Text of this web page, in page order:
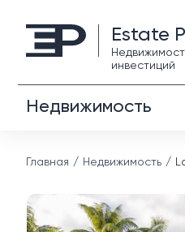
Estate
инвестиций
Недвижимость
Главная Недвижимость